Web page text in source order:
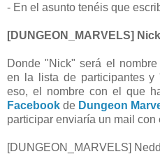
- En el asunto tenéis que
[DUNGEON_MARVELS]
Donde "Nick" será el
en la lista de participantes y
eso, el nombre con el que
Facebook de Dungeon
participar enviaría un mail con
[DUNGEON_MARVELS]